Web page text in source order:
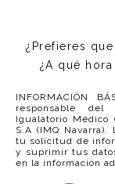
¿Prefieres
¿A qué
INFORMACIÓN
responsable del
Igualatorio Médico
S.A (IMQ
tu solicitud de
y suprimir tus
en la información